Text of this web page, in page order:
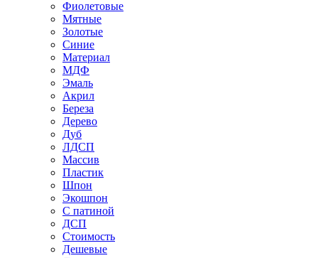
Фиолетовые
Мятные
Золотые
Синие
Материал
МДФ
Эмаль
Акрил
Береза
Дерево
Дуб
ЛДСП
Массив
Пластик
Шпон
Экошпон
С патиной
ДСП
Стоимость
Дешевые